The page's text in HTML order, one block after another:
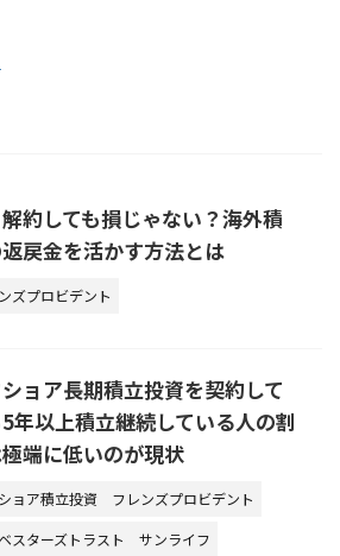
約しても損じゃない？海外積
戻金を活かす方法とは
ズプロビデント
ョア長期積立投資を契約して
年以上積立継続している人の割
端に低いのが現状
ョア積立投資
フレンズプロビデント
スターズトラスト
サンライフ